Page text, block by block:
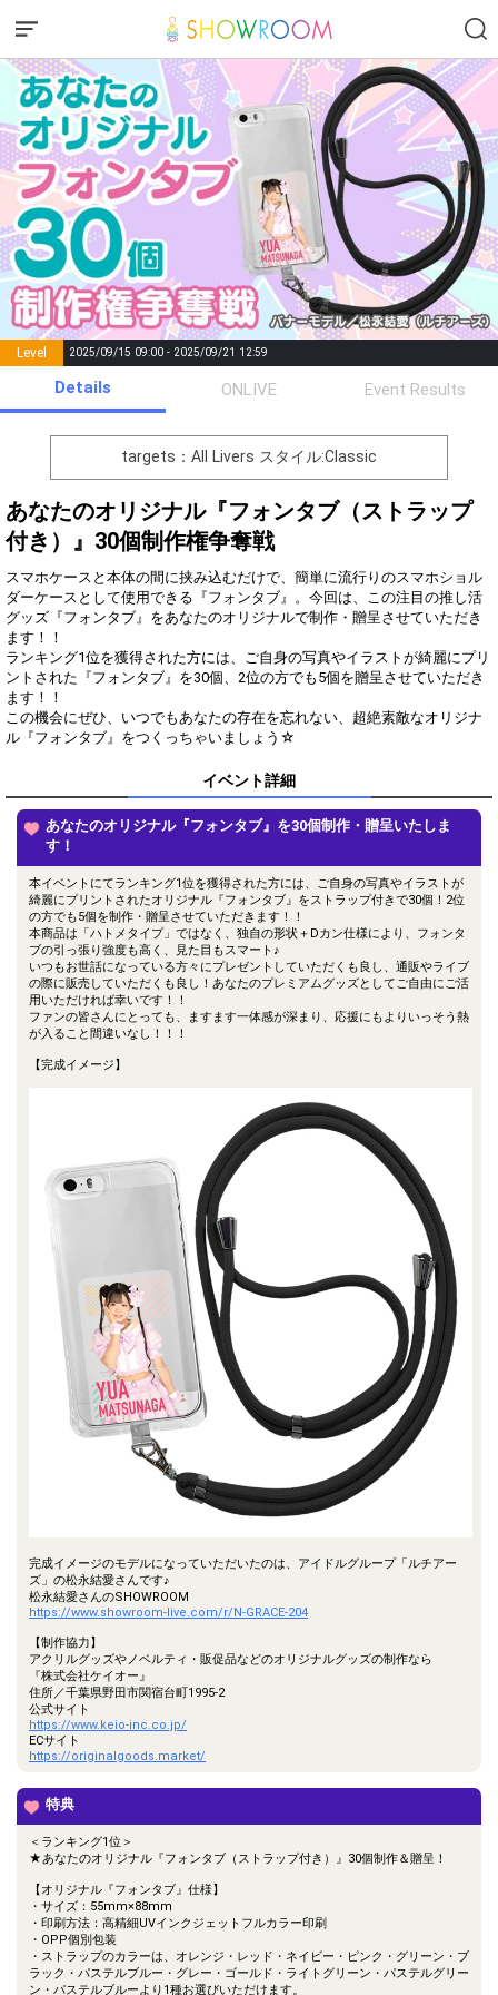
Level 2025/09/15 09:00 - 2025/09/21 12:59
Points List of Goal
number of
positions
Rema
0 Event Begins!
オリジナルアバター制作権獲
得！
Gifting
Throw gifts to the stage and join
the live performance.
First, try throwing free Stars
(once a day)! You can also charge
Show Gold to purchase gifts
(available from 1 JPY)! When you
continue to send gifts to the
performer(s), the performer's
popularity ranking and your
To cheer on performers, you can
To send performers paid items,
you must use Show Gold.
You can post comments. Please
refrain from posting comments
other users.
Close
Details ONLIVE Event Results
targets：All Livers スタイル:Classic
あなたのオリジナル『フォンタブ（ストラップ
付き）』30個制作権争奪戦
スマホケースと本体の間に挟み込むだけで、簡単に流行りのスマホショル
ダーケースとして使用できる『フォンタブ』。今回は、この注目の推し活
グッズ『フォンタブ』をあなたのオリジナルで制作・贈呈させていただき
ます！！
ランキング1位を獲得された方には、ご自身の写真やイラストが綺麗にプリ
ントされた『フォンタブ』を30個、2位の方でも5個を贈呈させていただき
ます！！
この機会にぜひ、いつでもあなたの存在を忘れない、超絶素敵なオリジナ
ル『フォンタブ』をつくっちゃいましょう☆
イベント詳細
あなたのオリジナル『フォンタブ』を30個制作・贈呈いたしま
す！
本イベントにてランキング1位を獲得された方には、ご自身の写真やイラストが
綺麗にプリントされたオリジナル『フォンタブ』をストラップ付きで30個！2位
の方でも5個を制作・贈呈させていただきます！！
本商品は「ハトメタイプ」ではなく、独自の形状＋Dカン仕様により、フォンタ
ブの引っ張り強度も高く、見た目もスマート♪
いつもお世話になっている方々にプレゼントしていただくも良し、通販やライブ
の際に販売していただくも良し！あなたのプレミアムグッズとしてご自由にご活
用いただければ幸いです！！
ファンの皆さんにとっても、ますます一体感が深まり、応援にもよりいっそう熱
が入ること間違いなし！！！
【完成イメージ】
完成イメージのモデルになっていただいたのは、アイドルグループ「ルチアー
ズ」の松永結愛さんです♪
松永結愛さんのSHOWROOM
https://www.showroom-live.com/r/N-GRACE-204
【制作協力】
アクリルグッズやノベルティ・販促品などのオリジナルグッズの制作なら
『株式会社ケイオー』
住所／千葉県野田市関宿台町1995-2
公式サイト
https://www.keio-inc.co.jp/
ECサイト
https://originalgoods.market/
特典
＜ランキング1位＞
★あなたのオリジナル『フォンタブ（ストラップ付き）』30個制作＆贈呈！
【オリジナル『フォンタブ』仕様】
・サイズ：55mm×88mm
・印刷方法：高精細UVインクジェットフルカラー印刷
・OPP個別包装
・ストラップのカラーは、オレンジ・レッド・ネイビー・ピンク・グリーン・ブ
ラック・パステルブルー・グレー・ゴールド・ライトグリーン・パステルグリー
ン・パステルブルーより1種お選びいただけます。